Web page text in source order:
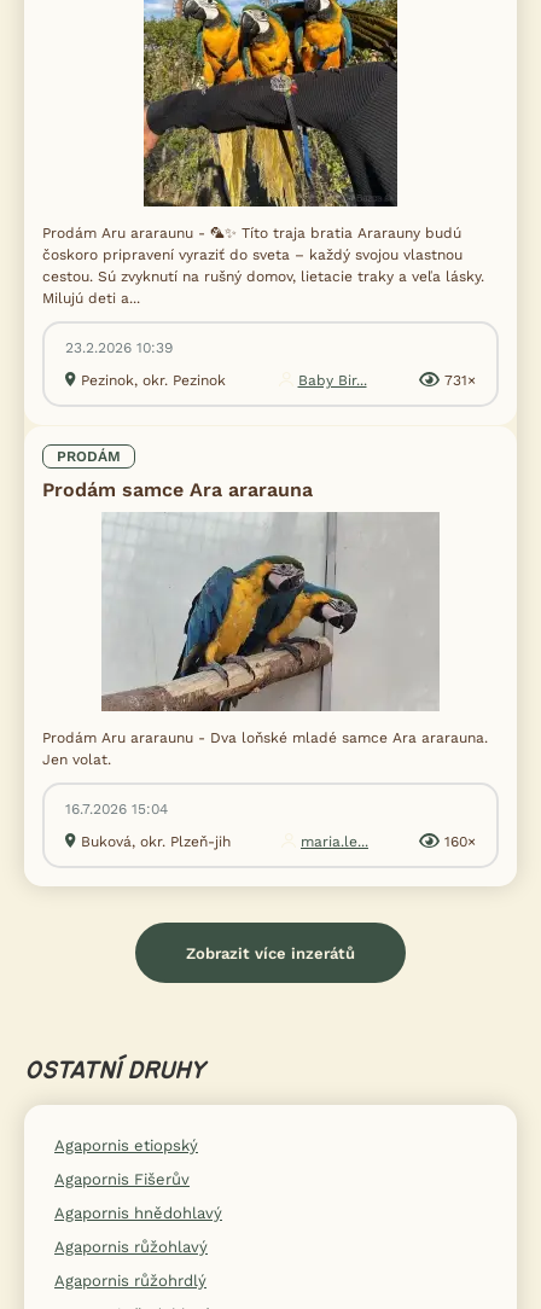
Prodám Aru araraunu - 🦜✨ Títo traja bratia Ararauny budú
čoskoro pripravení vyraziť do sveta – každý svojou vlastnou
cestou. Sú zvyknutí na rušný domov, lietacie traky a veľa lásky.
Milujú deti a...
23.2.2026 10:39
Pezinok, okr. Pezinok
Baby Bir... 731×
PRODÁM
Prodám samce Ara ararauna
Prodám Aru araraunu - Dva loňské mladé samce Ara ararauna.
Jen volat.
16.7.2026 15:04
Buková, okr. Plzeň-jih
maria.le... 160×
Zobrazit více inzerátů
OSTATNÍ DRUHY
Agapornis etiopský
Agapornis Fišerův
Agapornis hnědohlavý
Agapornis růžohlavý
Agapornis růžohrdlý